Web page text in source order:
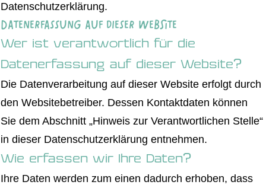
Datenschutzerklärung.
Datenerfassung auf dieser Website
Wer ist verantwortlich für die
Datenerfassung auf dieser Website?
Die Datenverarbeitung auf dieser Website erfolgt durch
den Websitebetreiber. Dessen Kontaktdaten können
Sie dem Abschnitt „Hinweis zur Verantwortlichen Stelle“
in dieser Datenschutzerklärung entnehmen.
Wie erfassen wir Ihre Daten?
Ihre Daten werden zum einen dadurch erhoben, dass